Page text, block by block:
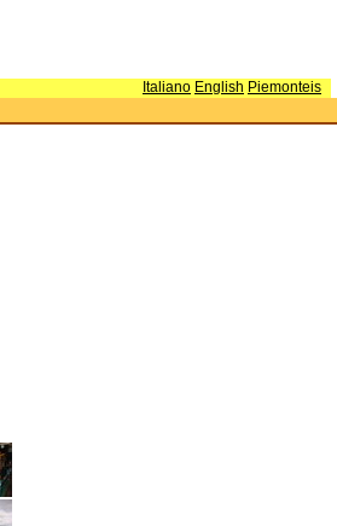
Italiano English Piemonteis